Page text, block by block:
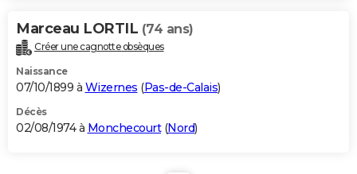
Marceau LORTIL (74 ans)
Créer une cagnotte obsèques
Naissance
07/10/1899 à Wizernes (Pas-de-Calais)
Décès
02/08/1974 à Monchecourt(Nord)